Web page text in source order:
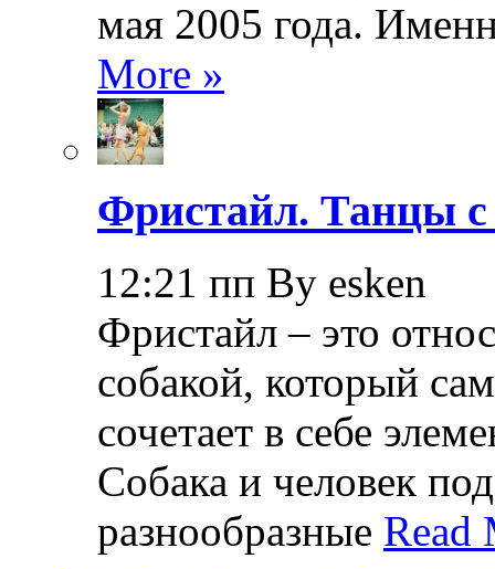
мая 2005 года.
More »
Фристайл. Танцы с
12:21 пп By esken
Фристайл – это
собакой, который
сочетает в себе
Собака и человек
разнообразные Read